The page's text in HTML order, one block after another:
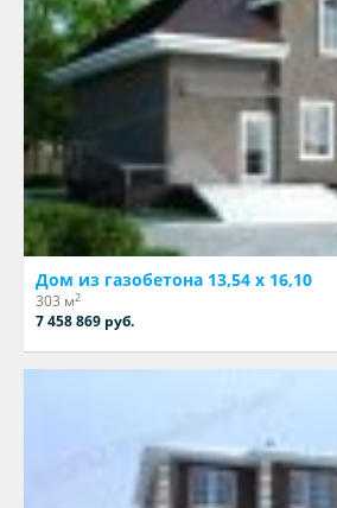
Дом из газобетона 13,54 х 16,10
303 м2
7 458 869 руб.